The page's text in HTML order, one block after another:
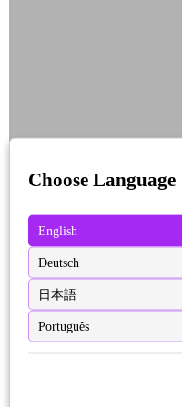
Choose Language
English
Deutsch
日本語
Português